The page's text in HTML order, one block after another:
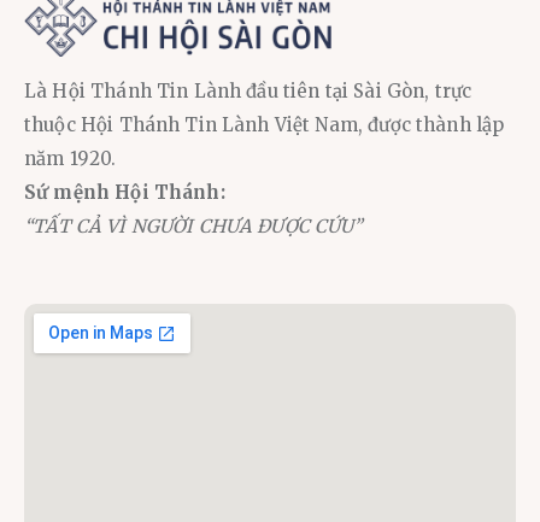
Là Hội Thánh Tin Lành đầu tiên tại Sài Gòn, trực
thuộc Hội Thánh Tin Lành Việt Nam, được thành lập
năm 1920.
Sứ mệnh Hội Thánh:
“TẤT CẢ VÌ NGƯỜI CHƯA ĐƯỢC CỨU”